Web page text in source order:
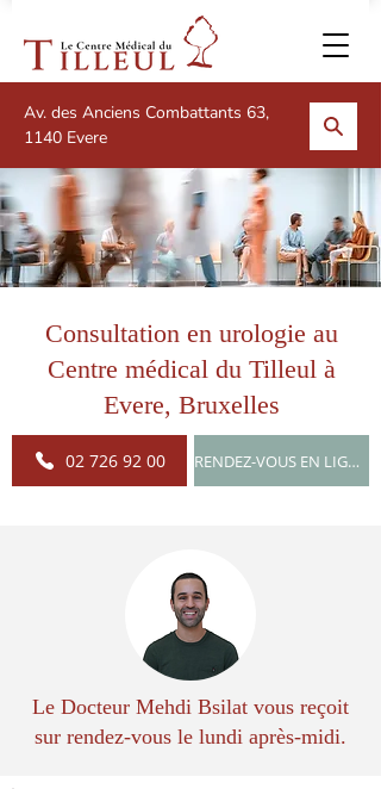
Av. des Anciens Combattants 63,
1140 Evere
Consultation en urologie au
Centre médical du Tilleul à
Evere, Bruxelles
02 726 92 00 RENDEZ-VOUS EN LIGNE
Le Docteur Mehdi Bsilat vous reçoit
sur rendez-vous le lundi après-midi.